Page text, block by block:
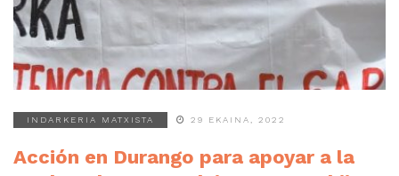
INDARKERIA MATXISTA 29 EKAINA, 2022
Acción en Durango para apoyar a la